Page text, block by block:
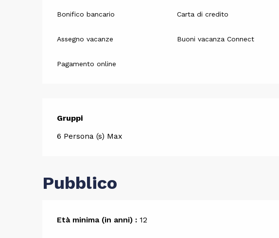
Bonifico bancario Carta di credito
Assegno vacanze Buoni vacanza Connect
Pagamento online
Gruppi
Gruppi
6 Persona (s) Max
Pubblico
Età minima (in anni) : 12